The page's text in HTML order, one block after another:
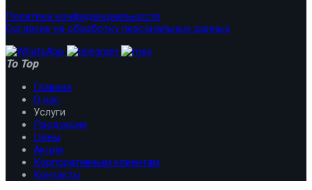
Политика конфиденциальности
Согласие на обработку персональных данных
To Top
Главная
О нас
Услуги
Продукция
Цены
Акции
Корпоративным клиентам
Контакты